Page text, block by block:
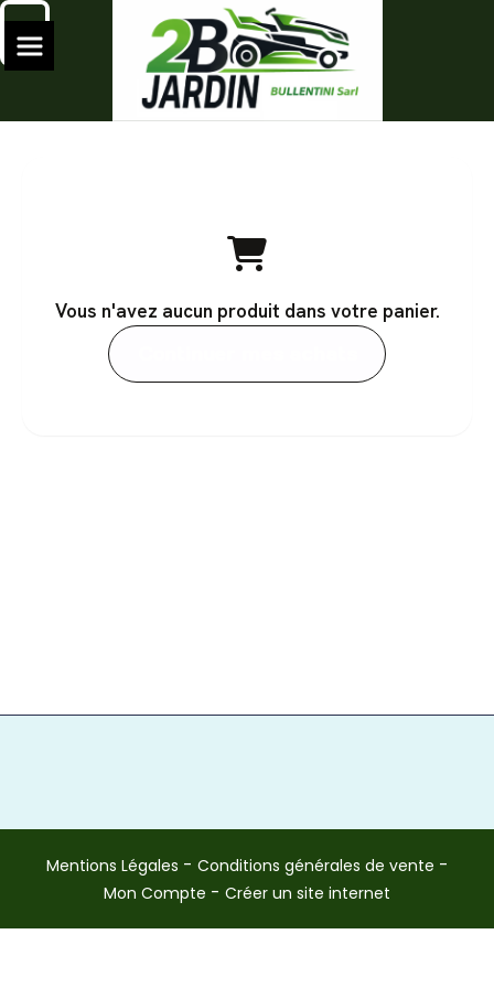
Vous n'avez aucun produit dans votre panier.
Mentions Légales
Conditions générales de vente
Mon Compte
Créer un site internet